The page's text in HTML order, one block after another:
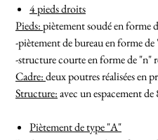
4 pieds droits
Pieds:piètement soudé en forme
-piètement de bureau en forme de
-structure courte en forme de "n"
Cadre:deux poutres réalisées en
Structure:avec un espacement
Piètement de type "A"